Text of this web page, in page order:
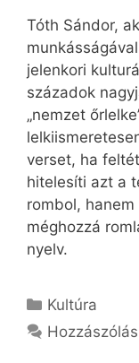
Tóth Sándor,
jelenkori
századok
„nemzet
verset, ha
hitelesíti azt a
rombol,
méghozzá
nyelv.
Kategória
Kultúra
Hozzászólás